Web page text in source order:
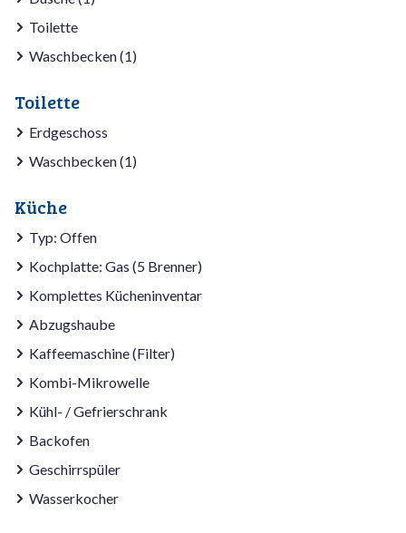
Toilette
Waschbecken (1)
Toilette
Erdgeschoss
Waschbecken (1)
Küche
Typ: Offen
Kochplatte: Gas (5 Brenner)
Komplettes Kücheninventar
Abzugshaube
Kaffeemaschine (Filter)
Kombi-Mikrowelle
Kühl- / Gefrierschrank
Backofen
Geschirrspüler
Wasserkocher